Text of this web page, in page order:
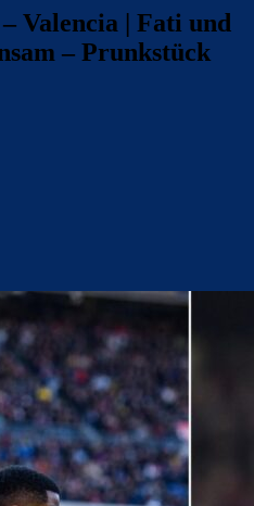
Valencia | Fati und
– Prunkstück